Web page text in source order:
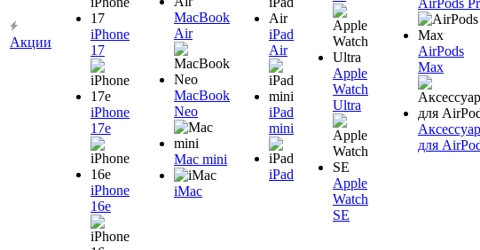
Акции
iPhone
17
iPhone
17e
iPhone
16e
MacBook
Air
MacBook
Neo
Mac mini
iMac
iPad
Air
iPad
mini
iPad
Apple
Watch
Ultra
Apple
Watch
SE
AirPods
AirPods
Max
для